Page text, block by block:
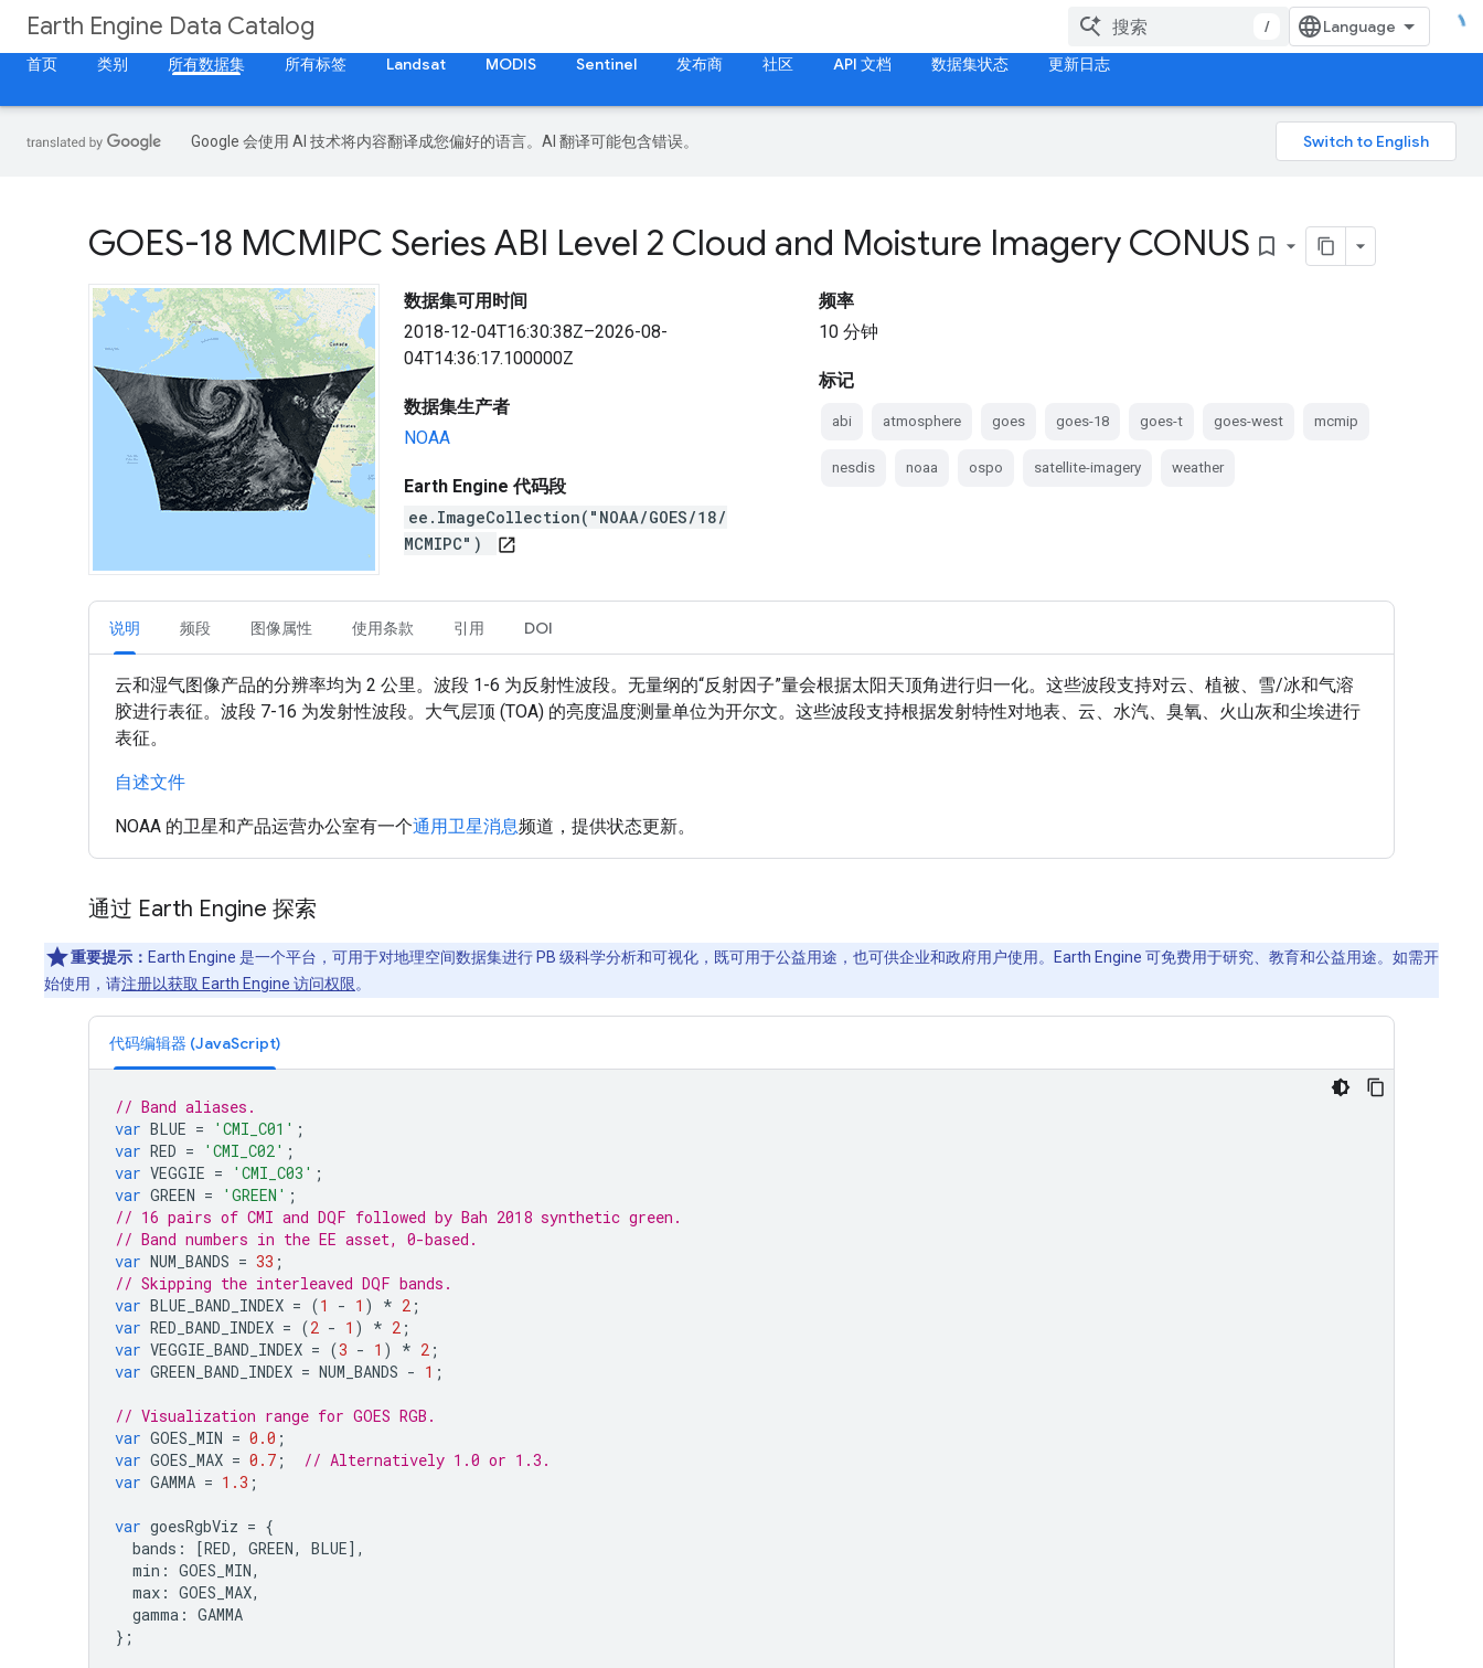
Earth Engine Data Catalog
/
首页
类别 所有数据集 所有标签 Landsat MODIS Sentinel 发布商 社区 API 文档 数据集状态 更新日志
Google 会使用 AI 技术将内容翻译成您偏好的语言。AI 翻译可能包含错误。
GOES-18 MCMIPC Series ABI Level 2 Cloud and Moisture Imagery CONUS bookmark_border
数据集可用时间
2018-12-04T16:30:38Z–2026-08-
04T14:36:17.100000Z
数据集生产者
NOAA
Earth Engine 代码段
ee.ImageCollection("NOAA/GOES/18/
MCMIPC")
open_in_new
频率
10 分钟
标记
abi atmosphere goes goes-18 goes-t goes-west mcmip
nesdis noaa ospo satellite-imagery weather
说明 频段 图像属性 使用条款 引用 DOI
云和湿气图像产品的分辨率均为 2 公里。波段 1-6 为反射性波段。无量纲的“反射因子”量会根据太阳天顶角进行归一化。这些波段支持对云、植被、雪/冰和气溶
胶进行表征。波段 7-16 为发射性波段。大气层顶 (TOA) 的亮度温度测量单位为开尔文。这些波段支持根据发射特性对地表、云、水汽、臭氧、火山灰和尘埃进行
表征。
自述文件
NOAA 的卫星和产品运营办公室有一个通用卫星消息频道，提供状态更新。
通过 Earth Engine 探索
重要提示： Earth Engine 是一个平台，可用于对地理空间数据集进行 PB 级科学分析和可视化，既可用于公益用途，也可供企业和政府用户使用。Earth Engine 可免费用于研究、教育和公益用途。如需开
始使用，请注册以获取 Earth Engine 访问权限。
代码编辑器 (JavaScript)
// Band aliases.
var BLUE = 'CMI_C01' ;
var RED = 'CMI_C02' ;
var VEGGIE = 'CMI_C03' ;
var GREEN = 'GREEN' ;
// 16 pairs of CMI and DQF followed by Bah 2018 synthetic green.
// Band numbers in the EE asset, 0-based.
var NUM_BANDS = 33 ;
// Skipping the interleaved DQF bands.
var BLUE_BAND_INDEX = (1 - 1 ) * 2 ;
var RED_BAND_INDEX = (2 - 1 ) * 2 ;
var VEGGIE_BAND_INDEX = (3 - 1 ) * 2 ;
var GREEN_BAND_INDEX = NUM_BANDS - 1 ;
// Visualization range for GOES RGB.
var GOES_MIN = 0.0 ;
var GOES_MAX = 0.7 ;
// Alternatively 1.0 or 1.3.
var GAMMA = 1.3 ;
var goesRgbViz = {
bands : [RED, GREEN, BLUE],
min : GOES_MIN,
max : GOES_MAX,
gamma : GAMMA
};